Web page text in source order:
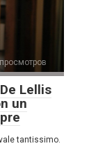
Lellis
un
tantissimo.